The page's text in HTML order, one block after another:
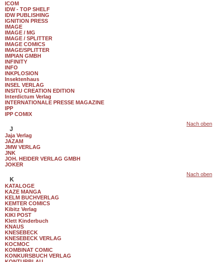
ICOM
IDW - TOP SHELF
IDW PUBLISHING
IGNITION PRESS
IMAGE
IMAGE / MG
IMAGE / SPLITTER
IMAGE COMICS
IMAGE/SPLITTER
IMPIAN GMBH
INFINITY
INFO
INKPLOSION
Insektenhaus
INSEL VERLAG
INSITU CREATION EDITION
Interdictum Verlag
INTERNATIONALE PRESSE MAGAZINE
IPP
IPP COMIX
Nach oben
J
Jaja Verlag
JAZAM
JMW VERLAG
JNK
JOH. HEIDER VERLAG GMBH
JOKER
Nach oben
K
KATALOGE
KAZE MANGA
KELM BUCHVERLAG
KEMTER COMICS
Kibitz Verlag
KIKI POST
Klett Kinderbuch
KNAUS
KNESEBECK
KNESEBECK VERLAG
KOCMOC
KOMBINAT COMIC
KONKURSBUCH VERLAG